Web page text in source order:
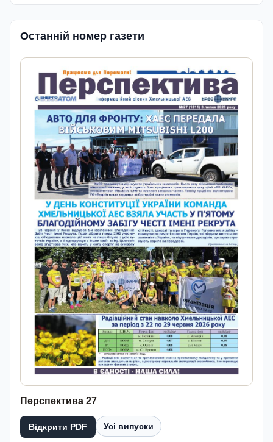
Останній номер газети
Перспектива 27
Відкрити PDF Усі випуски